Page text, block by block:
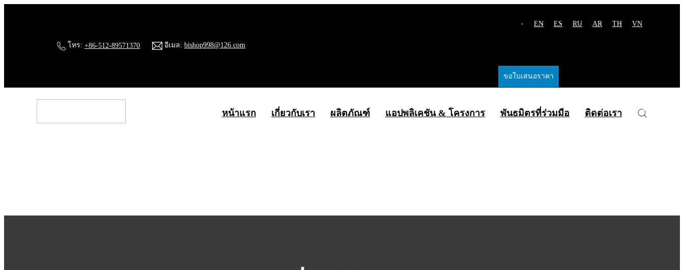
โทร: +86-512-89571370 อีเมล: bishop998@126.com
EN ES RU AR TH VN
ขอใบเสนอราคา
หน้าแรก เกี่ยวกับเรา ผลิตภัณฑ์ แอปพลิเคชัน & โครงการ พันธมิตรที่ร่วมมือ ติดต่อเรา